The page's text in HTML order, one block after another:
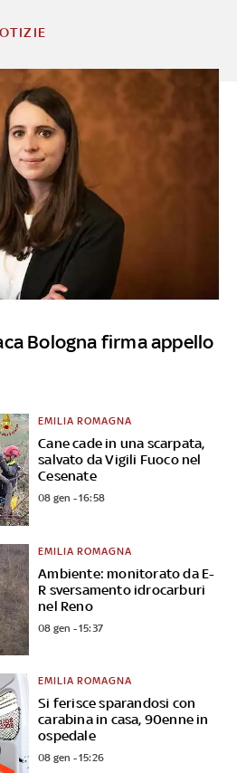
Bologna firma appello
Cane cade in una scarpata,
salvato da Vigili Fuoco nel
Cesenate
EMILIA ROMAGNA
08 gen - 16:58
Ambiente: monitorato da E-
R sversamento idrocarburi
nel Reno
EMILIA ROMAGNA
08 gen - 15:37
Si ferisce sparandosi con
carabina in casa, 90enne in
ospedale
EMILIA ROMAGNA
08 gen - 15:26